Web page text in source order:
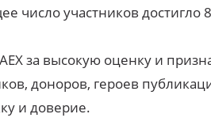
число участников достигло
за высокую оценку и
доноров, героев
и доверие.